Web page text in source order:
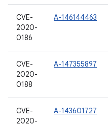
CVE-
2020-
0186
A-146144463
CVE-
2020-
0188
A-147355897
CVE-
2020-
A-143601727